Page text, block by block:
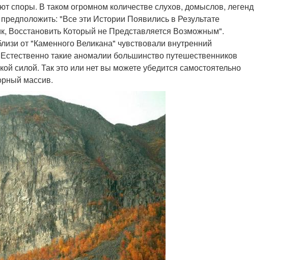
споры. В таком огромном количестве слухов, домыслов, легенд
"Все эти Истории Появились в Результате
Который не Представляется Возможным".
от "Каменного Великана" чувствовали внутренний
такие аномалии большинство путешественников
силой. Так это или нет вы можете убедится самостоятельно
массив.